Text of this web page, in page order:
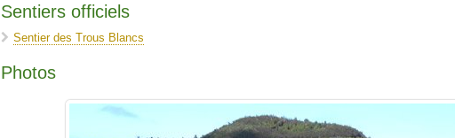
Sentiers officiels
Sentier des Trous Blancs
Photos